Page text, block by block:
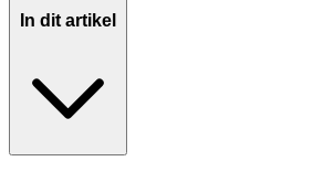
In dit artikel